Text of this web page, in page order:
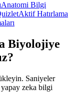
Anatomi Bilgi
Aktif Hatırlama
Biyolojiye
Saniyeler
yapay zeka bilgi